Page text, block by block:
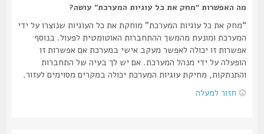
מה האפשרות “מחק את כל עוגיות המערכת” עושה?
“מחק את כל עוגיות המערכת” מוחקת את כל העוגיות שנוצרו על ידי
המערכת ומונעת מהמשך ההתחברות האוטומטית לפעול. בנוסף
אפשרות זו יכולה לאפשר מעקב אישי במערכת אם אפשרות זו
הופעלה על ידי מנהל המערכת. אם יש לך בעיה של התחברות
והתנתקות, מחיקת עוגיות המערכת יכולה במקרים מסוימים לעזור.
חזור למעלה